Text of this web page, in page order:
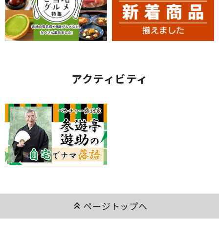
アクティビティ
keyboard_double_arrow_up ページトップへ